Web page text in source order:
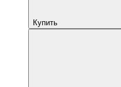
Купить